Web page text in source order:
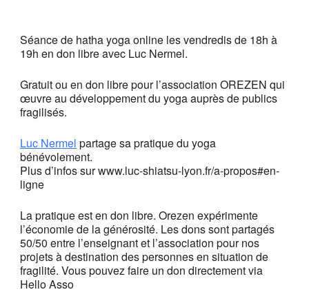
Séance de hatha yoga online les vendredis de 18h à
19h en don libre avec Luc Nermel.
Gratuit ou en don libre pour l’association OREZEN qui
œuvre au développement du yoga auprès de publics
fragilisés.
Luc Nermel partage sa pratique du yoga
bénévolement.
Plus d’infos sur www.luc-shiatsu-lyon.fr/a-propos#en-
ligne
La pratique est en don libre. Orezen expérimente
l’économie de la générosité. Les dons sont partagés
50/50 entre l’enseignant et l’association pour nos
projets à destination des personnes en situation de
fragilité. Vous pouvez faire un don directement via
Hello Asso